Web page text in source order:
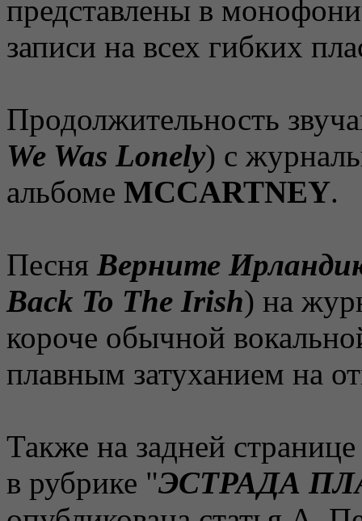
представлены в
записи на всех гибких
Продолжительность
We Was Lonely) с
альбоме MCCARTNEY.
Песня Верните
Back To The Irish) на
короче обычной
плавным затуханием на
Также на задней
в рубрике "ЭСТРАДА